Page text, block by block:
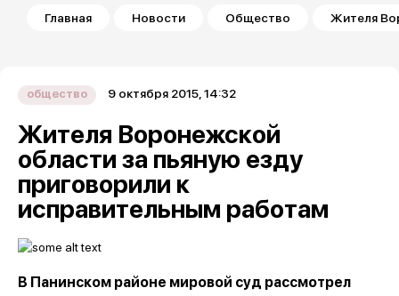
Строка навигации
Главная Новости Общество Жителя
общество 9 октября 2015, 14:32
Жителя Воронежской
области за пьяную езду
приговорили к
исправительным работам
В Панинском районе мировой суд рассмотрел